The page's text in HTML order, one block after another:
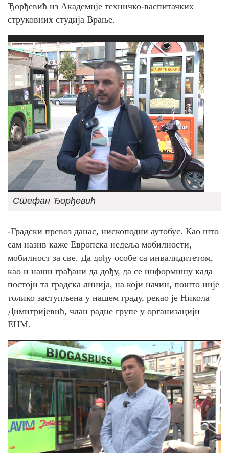
Ђорђевић из Академије техничко-васпитачких
струковних студија Врање.
Стефан Ђорђевић
-Градски превоз данас, нископодни аутобус. Као што
сам назив каже Европска недеља мобилности,
мобилност за све. Да дођу особе са инвалидитетом,
као и наши грађани да дођу, да се информишу када
постоји та градска линија, на који начин, пошто није
толико заступљена у нашем граду, рекао је Никола
Димитријевић, члан радне групе у организацији
ЕНМ.